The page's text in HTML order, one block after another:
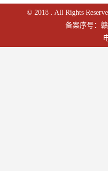
© 2018 . All Rights
备案序号：